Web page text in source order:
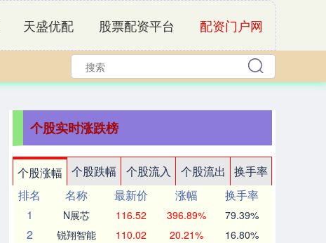
天盛优配 股票配资平台 配资门户网
个股实时涨跌榜
个股涨幅 个股跌幅 个股流入 个股流出
换手率
排名
名称 最新价 涨幅
换手率
1
N展芯 116.52 396.89% 79.39%
2 锐翔智能 110.02 20.21% 16.80%